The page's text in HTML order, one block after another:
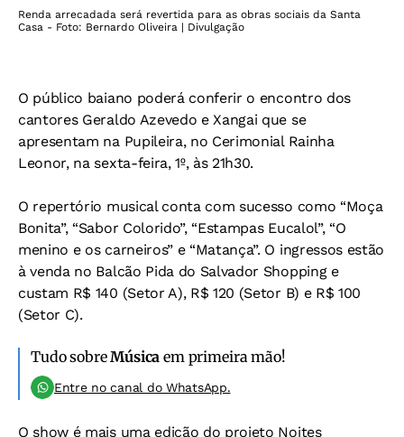
Renda arrecadada será revertida para as obras sociais da Santa
Casa - Foto: Bernardo Oliveira | Divulgação
O público baiano poderá conferir o encontro dos
cantores Geraldo Azevedo e Xangai que se
apresentam na Pupileira, no Cerimonial Rainha
Leonor, na sexta-feira, 1º, às 21h30.
O repertório musical conta com sucesso como “Moça
Bonita”, “Sabor Colorido”, “Estampas Eucalol”, “O
menino e os carneiros” e “Matança”. O ingressos estão
à venda no Balcão Pida do Salvador Shopping e
custam R$ 140 (Setor A), R$ 120 (Setor B) e R$ 100
(Setor C).
Tudo sobreMúsica em primeira mão!
Entre no canal do WhatsApp.
O show é mais uma edição do projeto Noites